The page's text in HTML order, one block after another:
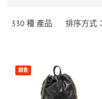
330 種 產品 排序方式：
銷售